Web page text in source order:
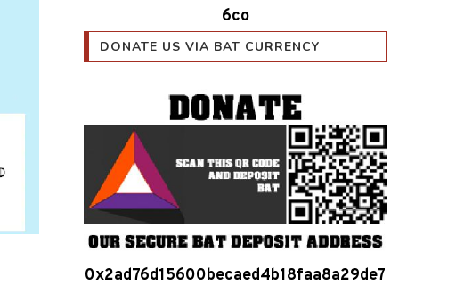
6co
DONATE US VIA BAT CURRENCY
0x2ad76d15600becaed4b18faa8a29de7